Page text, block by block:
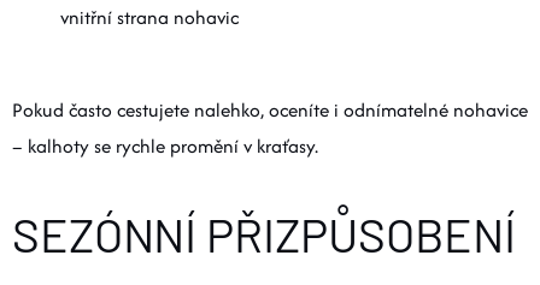
vnitřní strana nohavic
Pokud často cestujete nalehko, oceníte i odnímatelné nohavice
– kalhoty se rychle promění v kraťasy.
SEZÓNNÍ PŘIZPŮSOBENÍ